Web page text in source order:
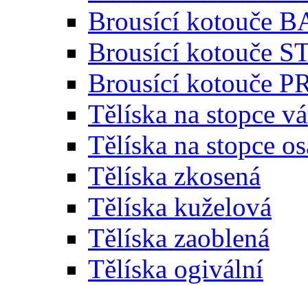
Brousící kotouče
Brousící kotouče
Brousící kotouče
Tělíska na stopce
Tělíska na stopce
Tělíska zkosená
Tělíska kuželová
Tělíska zaoblená
Tělíska ogivální